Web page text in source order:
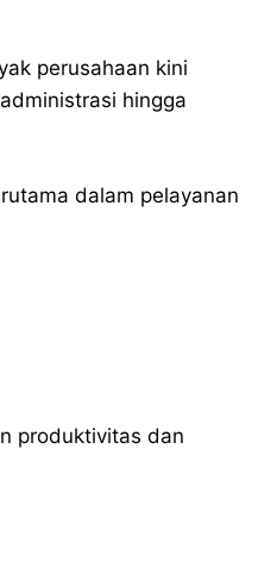
perusahaan kini
hingga
dalam pelayanan
produktivitas dan